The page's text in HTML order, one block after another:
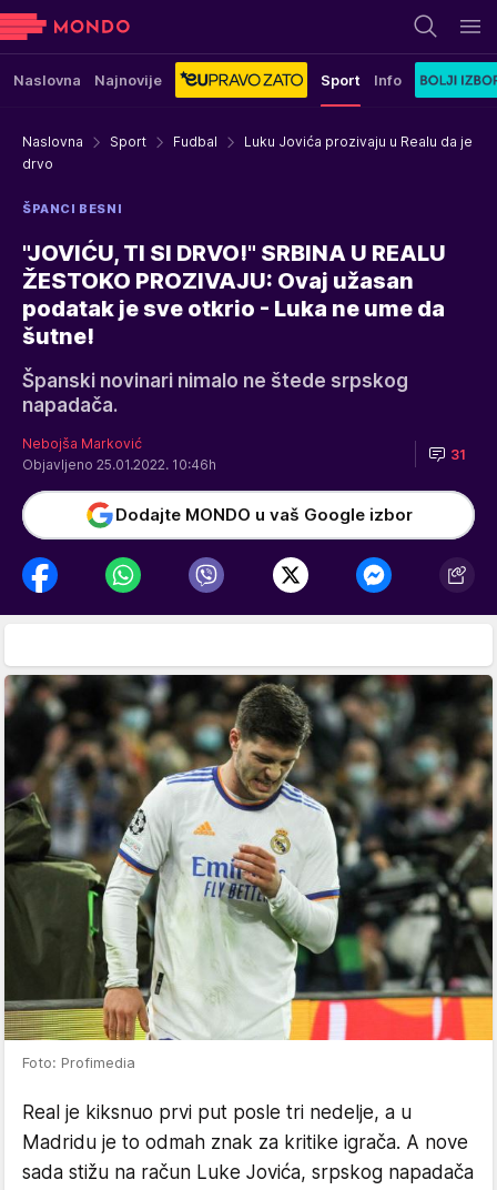
Naslovna Najnovije Sport Info
Naslovna Sport Fudbal
Luku Jovića prozivaju u Realu da je
drvo
ŠPANCI BESNI
"JOVIĆU, TI SI DRVO!" SRBINA U REALU
ŽESTOKO PROZIVAJU: Ovaj užasan
podatak je sve otkrio - Luka ne ume da
šutne!
Španski novinari nimalo ne štede srpskog
napadača.
Nebojša Marković
Objavljeno 25.01.2022. 10:46h
31
Dodajte MONDO u vaš Google izbor
Foto: Profimedia
Real je kiksnuo prvi put posle tri nedelje, a u
Madridu je to odmah znak za kritike igrača. A nove
sada stižu na račun Luke Jovića, srpskog napadača